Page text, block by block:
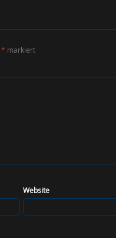
* markiert
Website